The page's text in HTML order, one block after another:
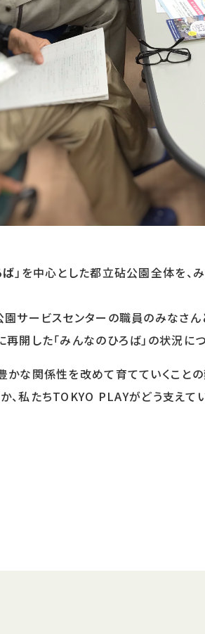
ば」を中心とした都立砧公園全体を、
サービスセンターの職員のみなさ
開した「みんなのひろば」の状況に
な関係性を改めて育てていくことの
私たちTOKYO PLAYがどう支えて